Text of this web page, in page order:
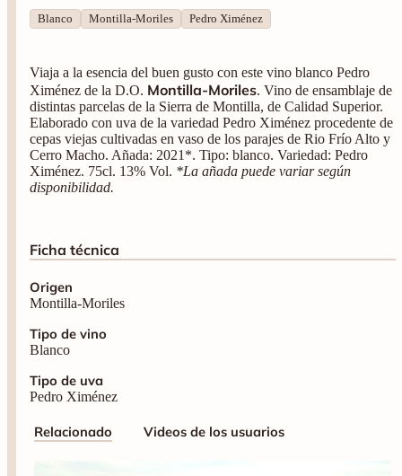
Blanco Montilla-Moriles Pedro Ximénez
Viaja a la esencia del buen gusto con este vino blanco Pedro
Ximénez de la D.O. Montilla-Moriles. Vino de ensamblaje de
distintas parcelas de la Sierra de Montilla, de Calidad Superior.
Elaborado con uva de la variedad Pedro Ximénez procedente de
cepas viejas cultivadas en vaso de los parajes de Rio Frío Alto y
Cerro Macho. Añada: 2021*. Tipo: blanco. Variedad: Pedro
Ximénez. 75cl. 13% Vol. *La añada puede variar según
disponibilidad.
Ficha técnica
Origen
Montilla-Moriles
Tipo de vino
Blanco
Tipo de uva
Pedro Ximénez
Relacionado Videos de los usuarios